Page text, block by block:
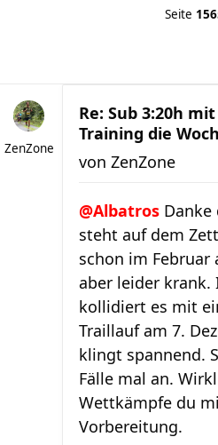
Seite
ZenZone
Re: Sub 3:20h
Training die
von ZenZone
@Albatros Danke
steht auf dem
schon im Februar
aber leider krank.
kollidiert es mit
Traillauf am 7.
klingt spannend.
Fälle mal an.
Wettkämpfe du
Vorbereitung.